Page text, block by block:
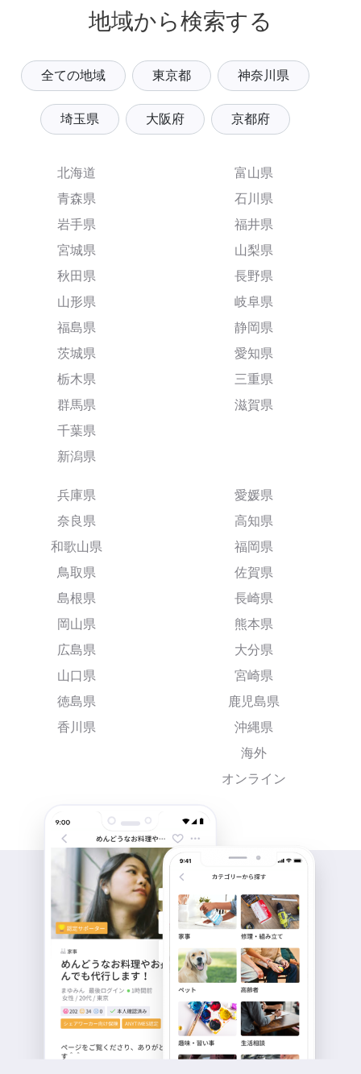
地域から検索する
全ての地域 東京都 神奈川県
埼玉県 大阪府 京都府
北海道
青森県
岩手県
宮城県
秋田県
山形県
福島県
茨城県
栃木県
群馬県
千葉県
新潟県
富山県
石川県
福井県
山梨県
長野県
岐阜県
静岡県
愛知県
三重県
滋賀県
兵庫県
奈良県
和歌山県
鳥取県
島根県
岡山県
広島県
山口県
徳島県
香川県
愛媛県
高知県
福岡県
佐賀県
長崎県
熊本県
大分県
宮崎県
鹿児島県
沖縄県
海外
オンライン